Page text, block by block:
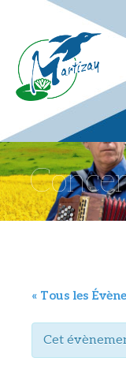
« Tous les
Cet